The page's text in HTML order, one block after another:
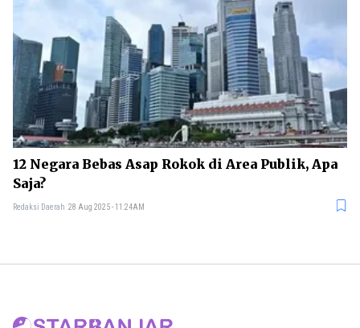
12 Negara Bebas Asap Rokok di Area Publik, Apa
Saja?
Redaksi Daerah 28 Aug 2025 - 11:24AM